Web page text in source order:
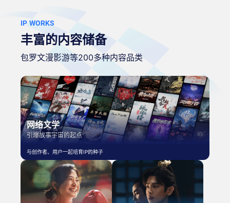
IP WORKS
丰富的内容储备
包罗文漫影游等200多种内容品类
网络文学
引爆故事宇宙的起点
与创作者、用户一起培育IP的种子